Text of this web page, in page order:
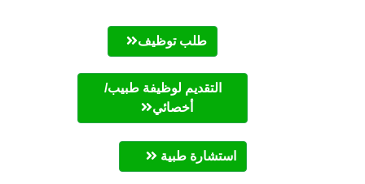
طلب توظيف
التقديم لوظيفة طبيب/
أخصائي
استشارة طبية